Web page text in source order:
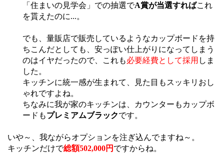
「住まいの見学会」での抽選でA賞が当選すればこれ
を貰えたのに...。
でも、量販店で販売しているようなカップボードを持
ちこんだとしても、安っぽい仕上がりになってしまう
のはイヤだったので、これも必要経費として採用 しま
した。
キッチンに統一感が生まれて、見た目もスッキリおし
ゃれですよね。
ちなみに我が家のキッチンは、カウンターもカップボ
ードもプレミアムブラックです。
いや～、我ながらオプションを注ぎ込んでますね～。
キッチンだけで総額502,000円 ですからね。